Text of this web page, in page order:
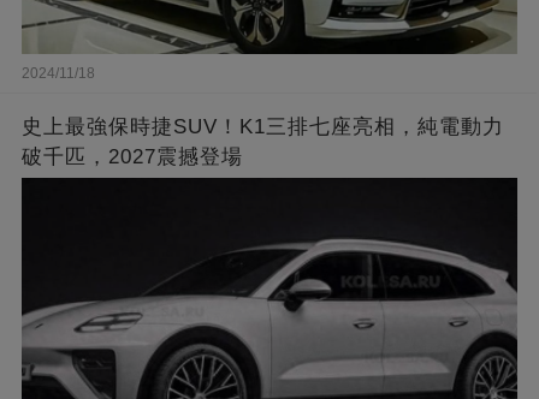
2024/11/18
史上最強保時捷SUV！K1三排七座亮相，純電動力
破千匹，2027震撼登場